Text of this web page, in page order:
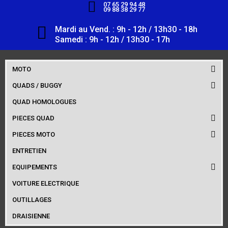
07 65 29 94 48
09 88 38 29 77
Mardi au Vend. : 9h - 12h / 13h30 - 18h
Samedi : 9h - 12h / 13h30 - 17h
MOTO
QUADS / BUGGY
QUAD HOMOLOGUES
PIECES QUAD
PIECES MOTO
ENTRETIEN
EQUIPEMENTS
VOITURE ELECTRIQUE
OUTILLAGES
DRAISIENNE